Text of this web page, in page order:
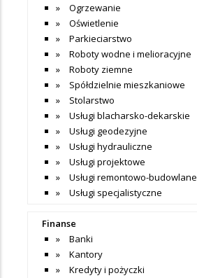
Ogrzewanie
Oświetlenie
Parkieciarstwo
Roboty wodne i melioracyjne
Roboty ziemne
Spółdzielnie mieszkaniowe
Stolarstwo
Usługi blacharsko-dekarskie
Usługi geodezyjne
Usługi hydrauliczne
Usługi projektowe
Usługi remontowo-budowlane
Usługi specjalistyczne
Finanse
Banki
Kantory
Kredyty i pożyczki